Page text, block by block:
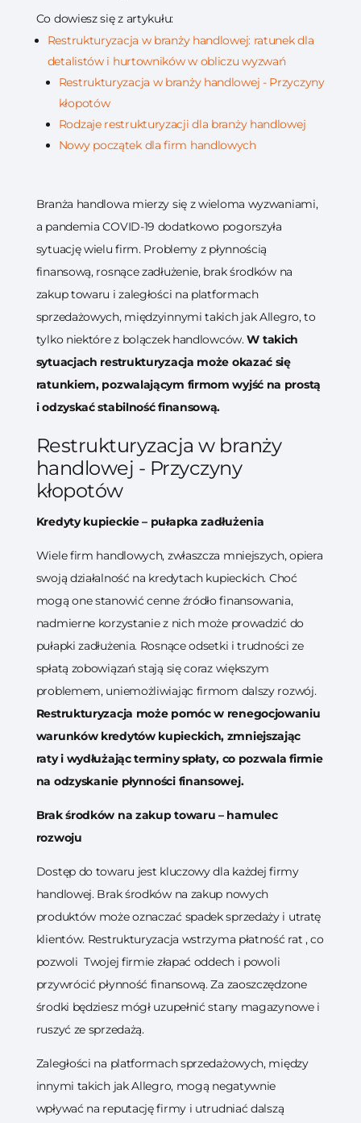
Co dowiesz się z artykułu:
Restrukturyzacja w branży handlowej: ratunek dla
detalistów i hurtowników w obliczu wyzwań
Restrukturyzacja w branży handlowej - Przyczyny
kłopotów
Rodzaje restrukturyzacji dla branży handlowej
Nowy początek dla firm handlowych
Branża handlowa mierzy się z wieloma wyzwaniami,
a pandemia COVID-19 dodatkowo pogorszyła
sytuację wielu firm. Problemy z płynnością
finansową, rosnące zadłużenie, brak środków na
zakup towaru i zaległości na platformach
sprzedażowych, międzyinnymi takich jak Allegro, to
tylko niektóre z bolączek handlowców.W takich
sytuacjach restrukturyzacja może okazać się
ratunkiem, pozwalającym firmom wyjść na prostą
i odzyskać stabilność finansową.
Restrukturyzacja w branży
handlowej - Przyczyny
kłopotów
Kredyty kupieckie – pułapka zadłużenia
Wiele firm handlowych, zwłaszcza mniejszych, opiera
swoją działalność na kredytach kupieckich. Choć
mogą one stanowić cenne źródło finansowania,
nadmierne korzystanie z nich może prowadzić do
pułapki zadłużenia. Rosnące odsetki i trudności ze
spłatą zobowiązań stają się coraz większym
problemem, uniemożliwiając firmom dalszy rozwój.
Restrukturyzacja może pomóc w renegocjowaniu
warunków kredytów kupieckich, zmniejszając
raty i wydłużając terminy spłaty, co pozwala firmie
na odzyskanie płynności finansowej.
Brak środków na zakup towaru – hamulec
rozwoju
Dostęp do towaru jest kluczowy dla każdej firmy
handlowej. Brak środków na zakup nowych
produktów może oznaczać spadek sprzedaży i utratę
klientów. Restrukturyzacja wstrzyma płatność rat , co
pozwoli Twojej firmie złapać oddech i powoli
przywrócić płynność finansową. Za zaoszczędzone
środki będziesz mógł uzupełnić stany magazynowe i
ruszyć ze sprzedażą.
Zaległości na platformach sprzedażowych, między
innymi takich jak Allegro, mogą negatywnie
wpływać na reputację firmy i utrudniać dalszą